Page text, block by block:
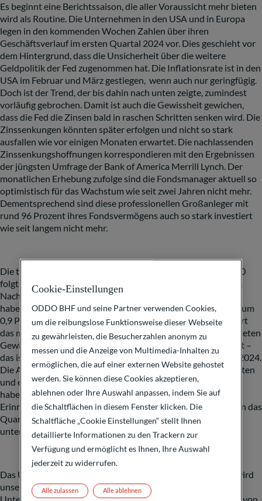
Es beginnt eine Berichtssaison, die aller Voraussicht mehr bieten
wird als Routine. Die Unternehmen in den USA und in Europa
legen in den kommenden Wochen Zahlen über ihren
Geschäftsverlauf im ersten Quartal 2024 vor. Dies geschieht vor
dem Hintergrund, dass die Unsicherheit über die weitere
Geldpolitik der Fed zugenommen hat. Die Inflationsrate ist in den
USA im Februar und März gestiegen, wenn auch nur geringfügig.
Doch ist der Trend, der bis dahin nach unten zeigte, zumindest
vorläufig gebrochen. Damit ist auch die Gewissheit gewichen,
dass die Fed die Zinsen bald in raschen Schritten senken wird. Die
Zinssenkungen könnten später erfolgen und nicht so stark
ausfallen wie vor einigen Monaten erwartet. Die nachlassenden
Zinssenkungshoffnungen korrespondieren mit den Ergebnissen
der jüngsten Umfrage der BankofAmerica Merrill Lynch. Der
monatlichen Erhebung zufolge sind die Fondsmanager aktuell so
optimistisch für das Wachstum wie seit zwei Jahren nicht mehr.
Dementsprechend sind diese professionellen Großanleger mit
rund 96 Prozent ihres Fondsvermögens auch so stark investiert
wie seit langem nicht mehr.
Die tatsächliche Gewinnentwicklung im Aktienindex S&P 500
folgt den optimistischen Wachstumserwartungen nicht ganz.
Nach den Zahlen, die die US-Unternehmen bisher vorgelegt
haben, sind die Gewinne des ersten Quartals 2024 im Mittel um
0,9 Prozent zum Vorjahr gestiegen. Tatsächlich korrespondiert
das moderate Wachstum im ersten Quartal mit einem erwarteten
Gewinnwachstum für das Gesamtjahr 2024 von 10,3 Prozent –
das ist geringfügig niedriger als die Schätzung vom 31. März 2024.
Die Analysten vonFactset , die diese Zahlen aus den berichteten
und erwarteten Ergebnissen für das erste Quartal ermittelt
haben (sogenannte „blendedearnings“), rufen allerdings in
Erinnerung, dass in diesem frühen Stadium der Berichtssaison das
Quartals-Gewinnwachstum in der Vergangenheit häufig
unterschätzt wurde.
Das Urteil der Investoren über die laufende Berichtssaison wird
unserer Einschätzung nach stark von den großen Tech-
Cookie-Einstellungen
ODDO BHF und seine Partner verwenden Cookies,
um die reibungslose Funktionsweise dieser Webseite
zu gewährleisten, die Besucherzahlen anonym zu
messen und die Anzeige von Multimedia-Inhalten zu
ermöglichen, die auf einer externen Website gehostet
werden. Sie können diese Cookies akzeptieren,
ablehnen oder Ihre Auswahl anpassen, indem Sie auf
die Schaltflächen in diesem Fenster klicken. Die
Schaltfläche „Cookie Einstellungen“ stellt Ihnen
detaillierte Informationen zu den Trackern zur
Verfügung und ermöglicht es Ihnen, Ihre Auswahl
jederzeit zu widerrufen.
Alle ablehnen
Alle zulassen